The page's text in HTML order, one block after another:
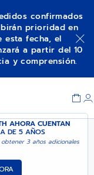
confirmados
prioridad en
esta fecha, el
a partir del 10
y comprensión.
AHORA CUENTAN
DE 5 AÑOS
3 años adicionales
AÑADIR A LA CESTA